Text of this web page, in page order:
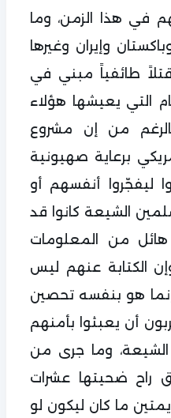
في هذا الزمن، وما
وإيران وغيرها
طائفياً مبني في
التي يعيشها هؤلاء
من إن مشروع
برعاية صهيونية
ليفجّروا أنفسهم أو
الشيعة كانوا قد
من المعلومات
الكتابة عنهم ليس
هو بنفسه تحصين
أن يعبثوا بأمنهم
وما جرى من
راح ضحيتها عشرات
ما كان ليكون لو